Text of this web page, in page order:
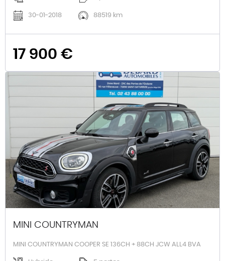
30-01-2018 88519 km
17 900 €
MINI COUNTRYMAN
MINI COUNTRYMAN COOPER SE 136CH + 88CH JCW ALL4 BVA